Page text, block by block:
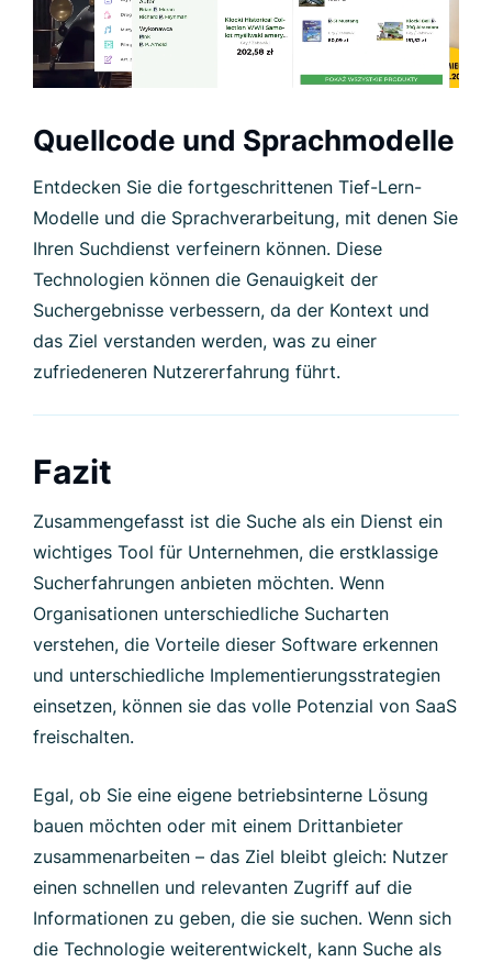
Quellcode und Sprachmodelle
Entdecken Sie die fortgeschrittenen Tief-Lern-
Modelle und die Sprachverarbeitung, mit denen Sie
Ihren Suchdienst verfeinern können. Diese
Technologien können die Genauigkeit der
Suchergebnisse verbessern, da der Kontext und
das Ziel verstanden werden, was zu einer
zufriedeneren Nutzererfahrung führt.
Fazit
Zusammengefasst ist die Suche als ein Dienst ein
wichtiges Tool für Unternehmen, die erstklassige
Sucherfahrungen anbieten möchten. Wenn
Organisationen unterschiedliche Sucharten
verstehen, die Vorteile dieser Software erkennen
und unterschiedliche Implementierungsstrategien
einsetzen, können sie das volle Potenzial von SaaS
freischalten.
Egal, ob Sie eine eigene betriebsinterne Lösung
bauen möchten oder mit einem Drittanbieter
zusammenarbeiten – das Ziel bleibt gleich: Nutzer
einen schnellen und relevanten Zugriff auf die
Informationen zu geben, die sie suchen. Wenn sich
die Technologie weiterentwickelt, kann Suche als